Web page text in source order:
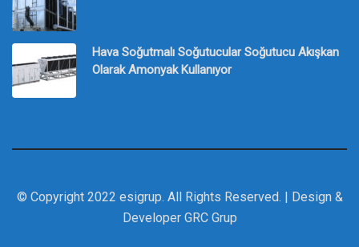
Hava Soğutmalı Soğutucular Soğutucu Akışkan
Olarak Amonyak Kullanıyor
© Copyright 2022 esigrup. All Rights Reserved. | Design &
Developer GRC Grup